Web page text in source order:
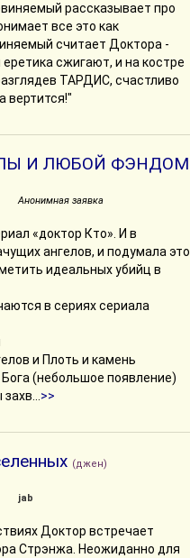
рассказывает про
все это как
считает Доктора -
сжигают, и на костре
ТАРДИС, счастливо
вертится!"
И ЛЮБОЙ ФЭНДОМ
Анонимная заявка
«доктор Кто». И в
ангелов, и подумала это
идеальных убийц в
в сериях сериала
и Плоть и камень
(небольшое появление)
>>
(джен)
jab
Доктор встречает
Стрэнжа. Неожиданно для